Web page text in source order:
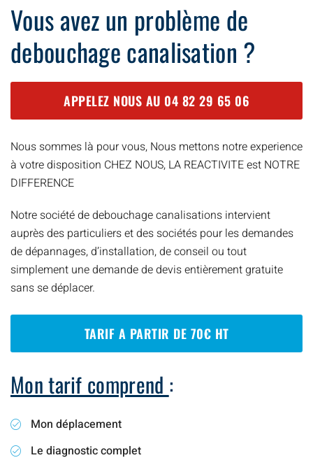
Vous avez un problème de
debouchage canalisation ?
APPELEZ NOUS AU 04 82 29 65 06
Nous sommes là pour vous, Nous mettons notre experience
à votre disposition CHEZ NOUS, LA REACTIVITE est NOTRE
DIFFERENCE
Notre société de debouchage canalisations intervient
auprès des particuliers et des sociétés pour les demandes
de dépannages, d’installation, de conseil ou tout
simplement une demande de devis entièrement gratuite
sans se déplacer.
TARIF A PARTIR DE 70€ HT
Mon tarif comprend :
Mon déplacement
Le diagnostic complet